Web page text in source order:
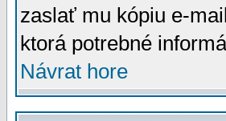
zaslať mu kópiu e-
ktorá potrebné
Návrat hore